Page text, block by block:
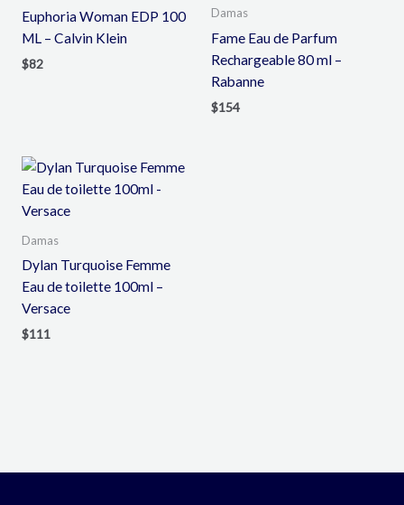
Euphoria Woman EDP 100
ML – Calvin Klein
$82
Damas
Fame Eau de Parfum
Rechargeable 80 ml –
Rabanne
$154
Damas
Dylan Turquoise Femme
Eau de toilette 100ml –
Versace
$111